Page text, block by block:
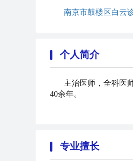
南京市鼓楼区白云
个人简介
主治医师，全科医
40余年。
专业擅长